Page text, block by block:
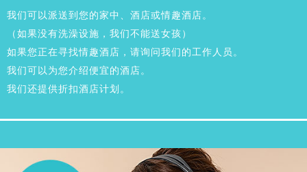
我们可以派送到您的家中、酒店或情趣酒店。
（如果没有洗澡设施，我们不能送女孩）
如果您正在寻找情趣酒店，请询问我们的工作人员。
我们可以为您介绍便宜的酒店。
我们还提供折扣酒店计划。